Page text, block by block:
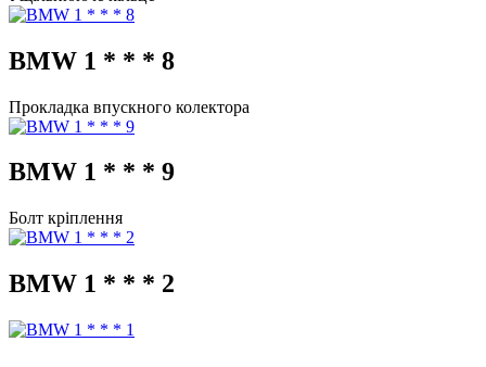
BMW 1 * * * 8
Прокладка впускного колектора
BMW 1 * * * 9
Болт кріплення
BMW 1 * * * 2